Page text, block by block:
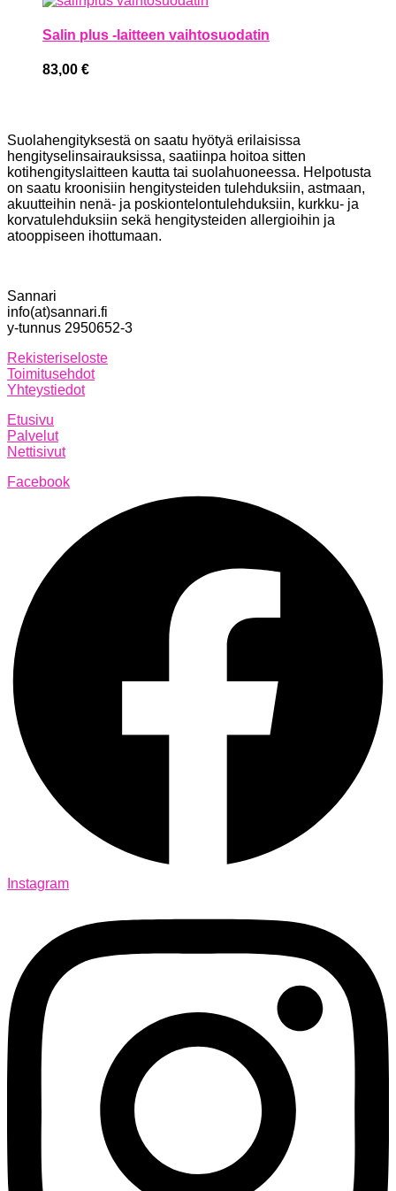
Salin plus -laitteen vaihtosuodatin
83,00 €
Suolahengityksestä on saatu hyötyä erilaisissa
hengityselinsairauksissa, saatiinpa hoitoa sitten
kotihengityslaitteen kautta tai suolahuoneessa. Helpotusta
on saatu kroonisiin hengitysteiden tulehduksiin, astmaan,
akuutteihin nenä- ja poskiontelontulehduksiin, kurkku- ja
korvatulehduksiin sekä hengitysteiden allergioihin ja
atooppiseen ihottumaan.
Sannari
info(at)sannari.fi
y-tunnus 2950652-3
Rekisteriseloste
Toimitusehdot
Yhteystiedot
Etusivu
Palvelut
Nettisivut
Facebook
Instagram